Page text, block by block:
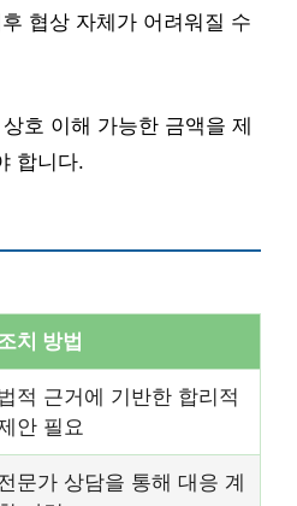
협상 자체가 어려워질 수
호 이해 가능한 금액을 제
합니다.
치 방법
적 근거에 기반한 합리적
안 필요
문가 상담을 통해 대응 계